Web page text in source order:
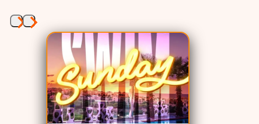
Vendredi (printemps) / Lundi (été) -White Party